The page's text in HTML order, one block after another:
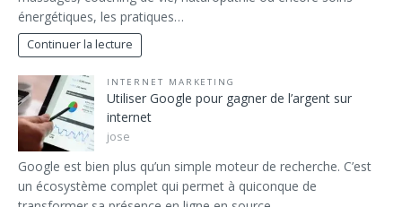
énergétiques, les pratiques…
Continuer la lecture
INTERNET MARKETING
Utiliser Google pour gagner de l’argent sur
internet
jose
Google est bien plus qu’un simple moteur de recherche. C’est
un écosystème complet qui permet à quiconque de